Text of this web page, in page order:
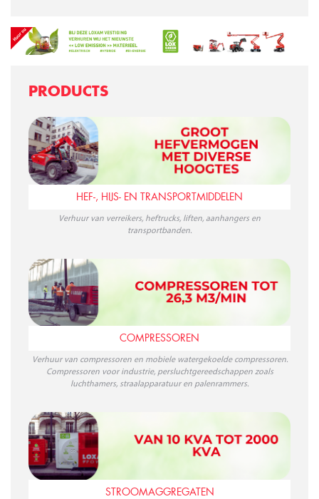
PRODUCTS
HEF-, HIJS- EN TRANSPORTMIDDELEN
Verhuur van verreikers, heftrucks, liften, aanhangers en
transportbanden.
COMPRESSOREN
Verhuur van compressoren en mobiele watergekoelde compressoren.
Compressoren voor industrie, persluchtgereedschappen zoals
luchthamers, straalapparatuur en palenrammers.
STROOMAGGREGATEN